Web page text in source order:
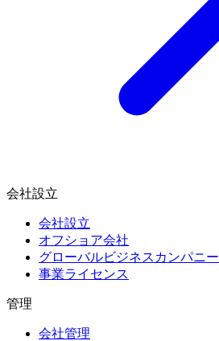
会社設立
会社設立
オフショア会社
グローバルビジネスカンパニー
事業ライセンス
管理
会社管理